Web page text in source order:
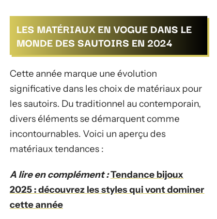
LES MATÉRIAUX EN VOGUE DANS LE
MONDE DES SAUTOIRS EN 2024
Cette année marque une évolution
significative dans les choix de matériaux pour
les sautoirs. Du traditionnel au contemporain,
divers éléments se démarquent comme
incontournables. Voici un aperçu des
matériaux tendances :
A lire en complément :Tendance bijoux
2025 : découvrez les styles qui vont dominer
cette année